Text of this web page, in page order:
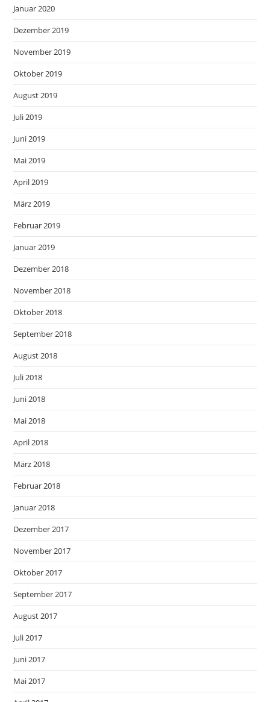
Januar 2020
Dezember 2019
November 2019
Oktober 2019
August 2019
Juli 2019
Juni 2019
Mai 2019
April 2019
März 2019
Februar 2019
Januar 2019
Dezember 2018
November 2018
Oktober 2018
September 2018
August 2018
Juli 2018
Juni 2018
Mai 2018
April 2018
März 2018
Februar 2018
Januar 2018
Dezember 2017
November 2017
Oktober 2017
September 2017
August 2017
Juli 2017
Juni 2017
Mai 2017